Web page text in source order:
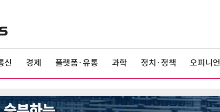
신 경제 플랫폼·유통 과학 정치·정책 오피니언